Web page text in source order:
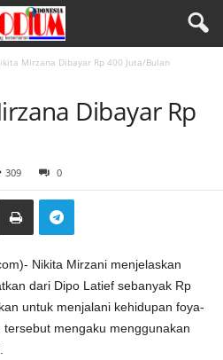
Mirzana Dibayar Rp 400 Juta/Bulan
Dibayar Rp
309 0
Nikita Mirzani menjelaskan
dari Dipo Latief sebanyak Rp
untuk menjalani kehidupan foya-
mengaku menggunakan